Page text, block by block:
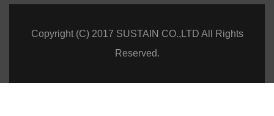
Copyright (C) 2017 SUSTAIN CO.,LTD All Rights
Reserved.